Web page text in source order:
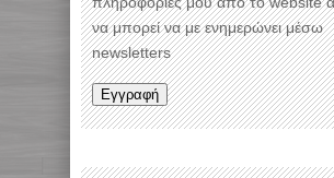
να μπορεί να με ενημερώνει μέσω
newsletters